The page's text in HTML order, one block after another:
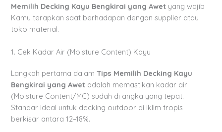
Memilih Decking Kayu Bengkirai yang Awet yang wajib
Kamu terapkan saat berhadapan dengan supplier atau
toko material.
1. Cek Kadar Air (Moisture Content) Kayu
Langkah pertama dalamTips Memilih Decking Kayu
Bengkirai yang Awet adalah memastikan kadar air
(Moisture Content/MC) sudah di angka yang tepat.
Standar ideal untuk decking outdoor di iklim tropis
berkisar antara 12–18%.